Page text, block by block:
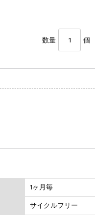
数量 個
1ヶ月毎
サイクルフリー